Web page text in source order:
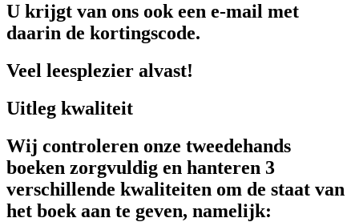
U krijgt van ons ook een e-mail met
daarin de kortingscode.
Veel leesplezier alvast!
Uitleg kwaliteit
Wij controleren onze tweedehands
boeken zorgvuldig en hanteren 3
verschillende kwaliteiten om de staat van
het boek aan te geven, namelijk: